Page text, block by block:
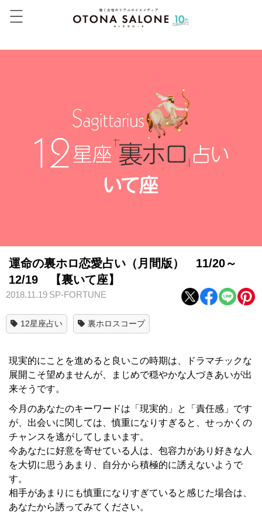
運命の裏ホロ恋愛占い（月間版） 11/20～
12/19 【裏いて座】
2018.11.19 SP-FORTUNE
12星座占い 裏ホロスコープ
現実的にことを進めると良いこの時期は、ドラマチックな
展開こそ望めませんが、まじめで穏やかな人づきあいが出
来そうです。
今月のあなたのキーワードは「現実的」と「責任感」です
が、出会いに関しては、慎重になりすぎると、せっかくの
チャンスを逃がしてしまいます。
今あなたに好意を寄せている人は、包容力があり好きな人
を大切に思うあまり、自分から積極的に誘えないようで
す。
相手があまりにも慎重になりすぎていると感じた場合は、
あなたから誘ってみてください。